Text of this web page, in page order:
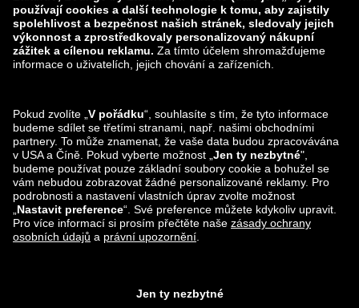
zalando-lounge.lt zalando-lounge.sk
zalando-lounge.ro zalando-lounge.hr
zalando-lounge.lu zalando-lounge.ee
zalando-lounge.lv zalando-lounge.no
Sledujte nás také
na